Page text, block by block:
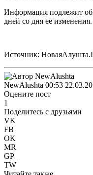
Информация подлежит
дней со дня ее изменения.
Источник:
NewAlushta 00:53
Оцените пост
1
Поделитесь с друзьями
VK
FB
OK
MR
GP
TW